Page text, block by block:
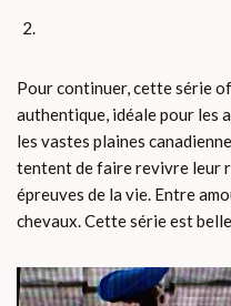
Pour continuer, cette série
authentique, idéale pour les
les vastes plaines
tentent de faire revivre leur
épreuves de la vie. Entre
chevaux. Cette série est